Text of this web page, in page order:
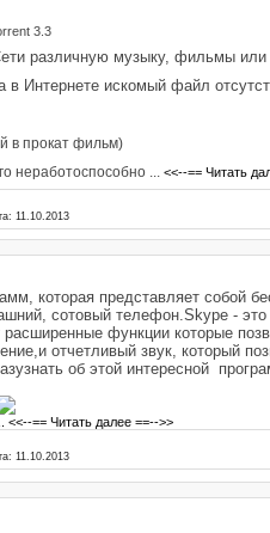
различную музыку, фильмы
Интернете искомый файл
в прокат фильм)
неработоспособно ... <<--== Читать
11.10.2013
которая представляет собой
сотовый телефон.Skype - это
функции которые
отчетливый звук, который
об этой интересной
<<--== Читать далее ==-->>
11.10.2013